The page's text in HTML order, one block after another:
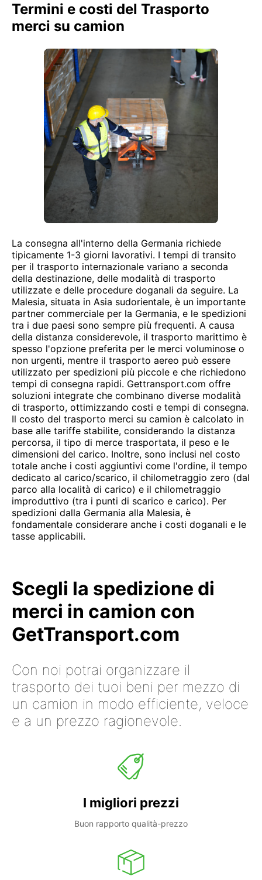
Termini e costi del Trasporto
merci su camion
La consegna all'interno della Germania richiede
tipicamente 1-3 giorni lavorativi. I tempi di transito
per il trasporto internazionale variano a seconda
della destinazione, delle modalità di trasporto
utilizzate e delle procedure doganali da seguire. La
Malesia, situata in Asia sudorientale, è un importante
partner commerciale per la Germania, e le spedizioni
tra i due paesi sono sempre più frequenti. A causa
della distanza considerevole, il trasporto marittimo è
spesso l'opzione preferita per le merci voluminose o
non urgenti, mentre il trasporto aereo può essere
utilizzato per spedizioni più piccole e che richiedono
tempi di consegna rapidi. Gettransport.com offre
soluzioni integrate che combinano diverse modalità
di trasporto, ottimizzando costi e tempi di consegna.
Il costo del trasporto merci su camion è calcolato in
base alle tariffe stabilite, considerando la distanza
percorsa, il tipo di merce trasportata, il peso e le
dimensioni del carico. Inoltre, sono inclusi nel costo
totale anche i costi aggiuntivi come l'ordine, il tempo
dedicato al carico/scarico, il chilometraggio zero (dal
parco alla località di carico) e il chilometraggio
improduttivo (tra i punti di scarico e carico). Per
spedizioni dalla Germania alla Malesia, è
fondamentale considerare anche i costi doganali e le
tasse applicabili.
Scegli la spedizione di
merci in camion con
GetTransport.com
Con noi potrai organizzare il
trasporto dei tuoi beni per mezzo di
un camion in modo efficiente, veloce
e a un prezzo ragionevole.
I migliori prezzi
Buon rapporto qualità-prezzo